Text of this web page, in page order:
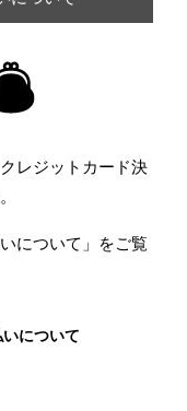
レジットカード決
について」をご覧
について